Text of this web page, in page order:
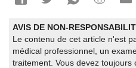
AVIS DE NON-
Le contenu de cet article n'est
médical professionnel, un
traitement. Vous devez